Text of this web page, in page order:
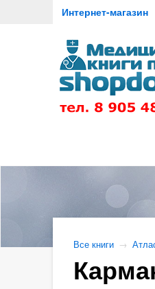
Интернет-магазин
Все книги →